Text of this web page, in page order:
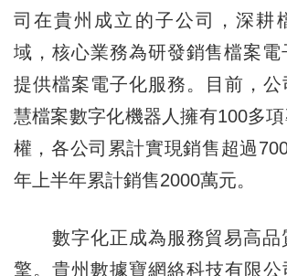
司在貴州成立的子公司，深耕
域，核心業務為研發銷售檔案電
提供檔案電子化服務。目前，
慧檔案數字化機器人擁有100多
權，各公司累計實現銷售超過
年上半年累計銷售2000萬元。
數字化正成為服務貿易高品
擎。貴州數據寶網絡科技有限